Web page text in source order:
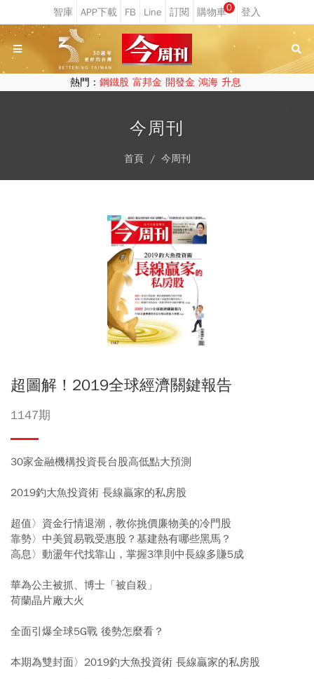
0
熱門： 鋼鐵股 富邦金 開發金 鴻海 升息
今周刊
首頁 今周刊
超圖解！2019全球經濟關鍵報告
1147期
30家金融機構投資長台股高低點大預測
2019釣大魚投資術 長線贏家的私房股
超值〉資金行情退潮，教你挑價廉物美的冷門股
靠勢〉中美貿易戰受惠股？基建熱有哪些黑馬？
高息〉動盪年代找靠山，掌握3準則中長線多賺5成
華為公主被抓、博士「被自殺」
荷蘭晶片廠大火
全面引爆全球5G戰 後勢怎麼看？
本期為雙封面〉2019釣大魚投資術 長線贏家的私房股